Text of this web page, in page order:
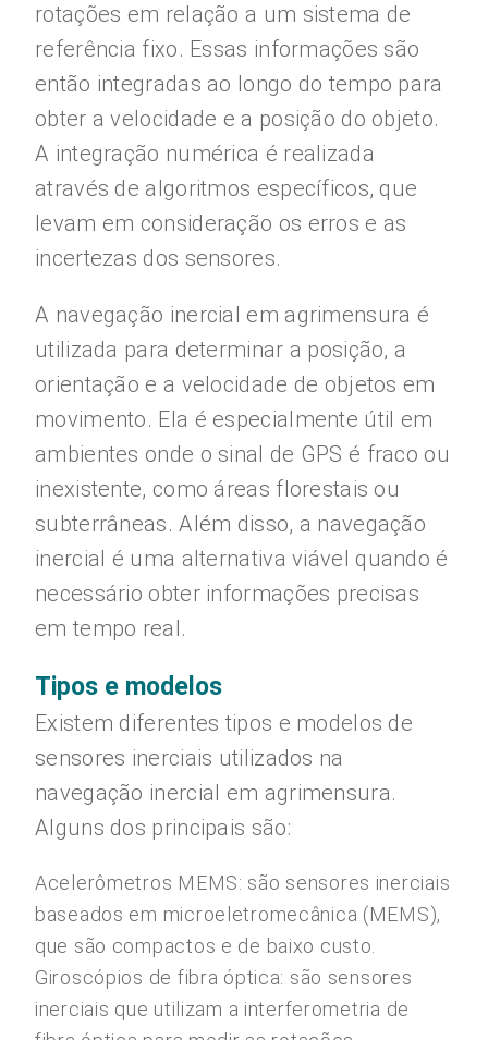
rotações em relação a um sistema de
referência fixo. Essas informações são
então integradas ao longo do tempo para
obter a velocidade e a posição do objeto.
A integração numérica é realizada
através de algoritmos específicos, que
levam em consideração os erros e as
incertezas dos sensores.
A navegação inercial em agrimensura é
utilizada para determinar a posição, a
orientação e a velocidade de objetos em
movimento. Ela é especialmente útil em
ambientes onde o sinal de GPS é fraco ou
inexistente, como áreas florestais ou
subterrâneas. Além disso, a navegação
inercial é uma alternativa viável quando é
necessário obter informações precisas
em tempo real.
Tipos e modelos
Existem diferentes tipos e modelos de
sensores inerciais utilizados na
navegação inercial em agrimensura.
Alguns dos principais são:
Acelerômetros MEMS: são sensores inerciais
baseados em microeletromecânica (MEMS),
que são compactos e de baixo custo.
Giroscópios de fibra óptica: são sensores
inerciais que utilizam a interferometria de